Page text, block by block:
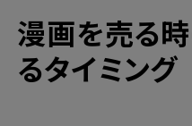
漫画を売る
るタイミング